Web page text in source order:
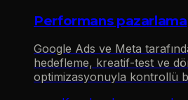
Performans pazarlama
Google Ads ve Meta
hedefleme, kreatif-test ve
optimizasyonuyla kontrollü